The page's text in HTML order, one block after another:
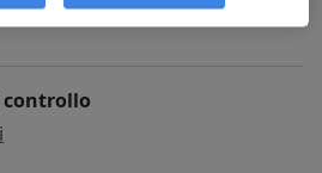
controllo